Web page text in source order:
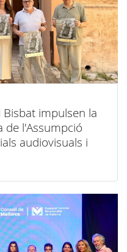
Bisbat impulsen la
de l'Assumpció
audiovisuals i